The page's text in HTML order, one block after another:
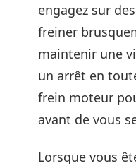
engagez sur
freiner
maintenir une
un arrêt en
frein moteur
avant de vous
Lorsque vous